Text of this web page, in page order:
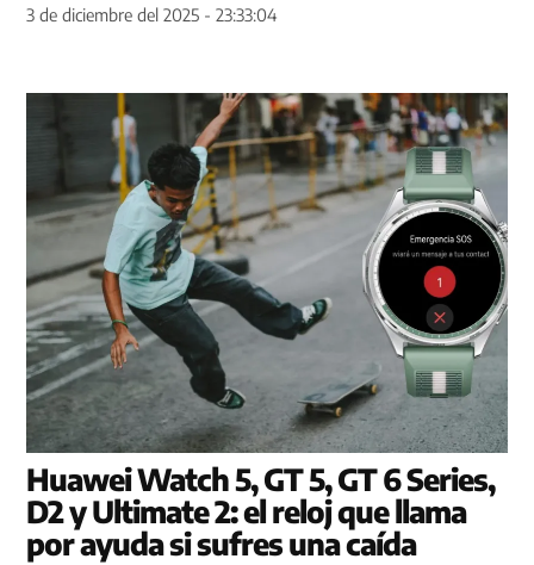
3 de diciembre del 2025 - 23:33:04
Huawei Watch 5, GT 5, GT 6 Series,
D2 y Ultimate 2: el reloj que llama
por ayuda si sufres una caída